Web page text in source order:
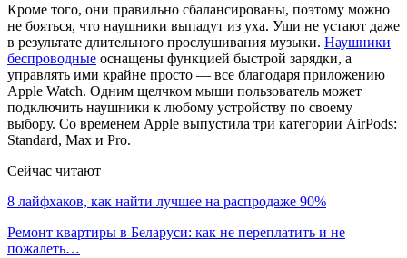
Кроме того, они правильно сбалансированы, поэтому можно
не бояться, что наушники выпадут из уха. Уши не устают даже
в результате длительного прослушивания музыки. Наушники
беспроводные оснащены функцией быстрой зарядки, а
управлять ими крайне просто — все благодаря приложению
Apple Watch. Одним щелчком мыши пользователь может
подключить наушники к любому устройству по своему
выбору. Со временем Apple выпустила три категории AirPods:
Standard, Max и Pro.
Сейчас читают
8 лайфхаков, как найти лучшее на распродаже 90%
Ремонт квартиры в Беларуси: как не переплатить и не
пожалеть…